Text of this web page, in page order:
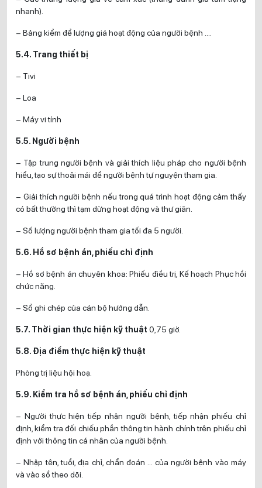
nhanh).
– Bảng kiểm để lượng giá hoạt động của người bệnh ….
5.4. Trang thiết bị
– Tivi
– Loa
– Máy vi tính
5.5. Người bệnh
– Tập trung người bệnh và giải thích liệu pháp cho người bệnh
hiểu, tạo sự thoải mái để người bệnh tự nguyện tham gia.
– Giải thích người bệnh nếu trong quá trình hoạt động cảm thấy
có bất thường thì tạm dừng hoạt động và thư giãn.
– Số lượng người bệnh tham gia tối đa 5 người.
5.6. Hồ sơ bệnh án, phiếu chỉ định
– Hồ sơ bệnh án chuyên khoa: Phiếu điều trị, Kế hoạch Phục hồi
chức năng.
– Sổ ghi chép của cán bộ hướng dẫn.
5.7. Thời gian thực hiện kỹ thuật 0,75 giờ.
5.8. Địa điểm thực hiện kỹ thuật
Phòng trị liệu hội hoạ.
5.9. Kiểm tra hồ sơ bệnh án, phiếu chỉ định
– Người thực hiện tiếp nhận người bệnh, tiếp nhận phiếu chỉ
định, kiểm tra đối chiếu phần thông tin hành chính trên phiếu chỉ
định với thông tin cá nhân của người bệnh.
– Nhập tên, tuổi, địa chỉ, chẩn đoán … của người bệnh vào máy
và vào sổ theo dõi.